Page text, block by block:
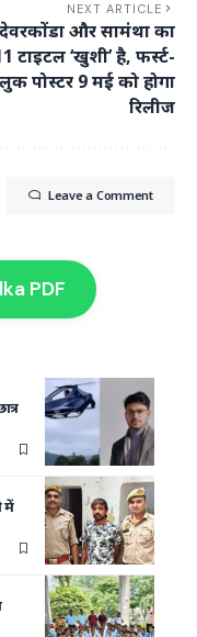
NEXT ARTICLE
और सामंथा का
टाइटल ‘खुशी’ है, फर्स्ट-
लुक पोस्टर 9 मई को होगा
रिलीज
Leave a Comment
PDF
में